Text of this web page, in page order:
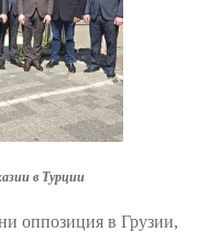
в Турции
оппозиция в Грузии,